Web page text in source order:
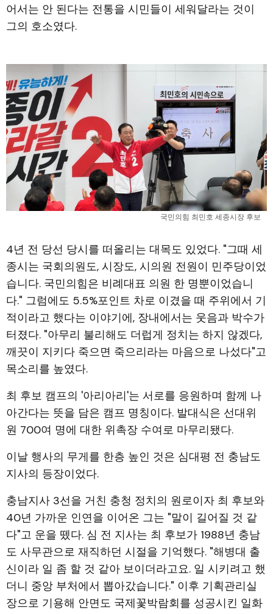
어서는 안 된다는 전통을 시민들이 세워달라는 것이
그의 호소였다.
국민의힘 최민호 세종시장 후보
4년 전 당선 당시를 떠올리는 대목도 있었다. "그때 세
종시는 국회의원도, 시장도, 시의원 전원이 민주당이었
습니다. 국민의힘은 비례대표 의원 한 명뿐이었습니
다." 그럼에도 5.5%포인트 차로 이겼을 때 주위에서 기
적이라고 했다는 이야기에, 장내에서는 웃음과 박수가
터졌다. "아무리 불리해도 더럽게 정치는 하지 않겠다,
깨끗이 지키다 죽으면 죽으리라는 마음으로 나섰다"고
목소리를 높였다.
최 후보 캠프의 '아리아리'는 서로를 응원하며 함께 나
아간다는 뜻을 담은 캠프 명칭이다. 발대식은 선대위
원 700여 명에 대한 위촉장 수여로 마무리됐다.
이날 행사의 무게를 한층 높인 것은 심대평 전 충남도
지사의 등장이었다.
충남지사 3선을 거친 충청 정치의 원로이자 최 후보와
40년 가까운 인연을 이어온 그는 "말이 길어질 것 같
다"고 운을 뗐다. 심 전 지사는 최 후보가 1988년 충남
도 사무관으로 재직하던 시절을 기억했다. "해병대 출
신이라 일 좀 할 것 같아 보이더라고요. 일 시키려고 했
더니 중앙 부처에서 뽑아갔습니다." 이후 기획관리실
장으로 기용해 안면도 국제꽃박람회를 성공시킨 일화